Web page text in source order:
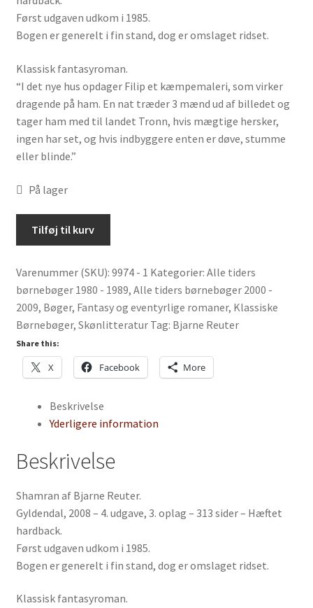
Først udgaven udkom i 1985.
Bogen er generelt i fin stand, dog er omslaget ridset.
Klassisk fantasyroman.
“I det nye hus opdager Filip et kæmpemaleri, som virker
dragende på ham. En nat træder 3 mænd ud af billedet og
tager ham med til landet Tronn, hvis mægtige hersker,
ingen har set, og hvis indbyggere enten er døve, stumme
eller blinde.”
På lager
Reuter
antal
Tilføj til kurv
Varenummer (SKU): 9974 - 1 Kategorier: Alle tiders
børnebøger 1980 - 1989, Alle tiders børnebøger 2000 -
2009, Bøger, Fantasy og eventyrlige romaner, Klassiske
Børnebøger, Skønlitteratur Tag: Bjarne Reuter
Share this:
X Facebook More
Beskrivelse
Yderligere information
Beskrivelse
Shamran af Bjarne Reuter.
Gyldendal, 2008 – 4. udgave, 3. oplag – 313 sider – Hæftet
hardback.
Først udgaven udkom i 1985.
Bogen er generelt i fin stand, dog er omslaget ridset.
Klassisk fantasyroman.